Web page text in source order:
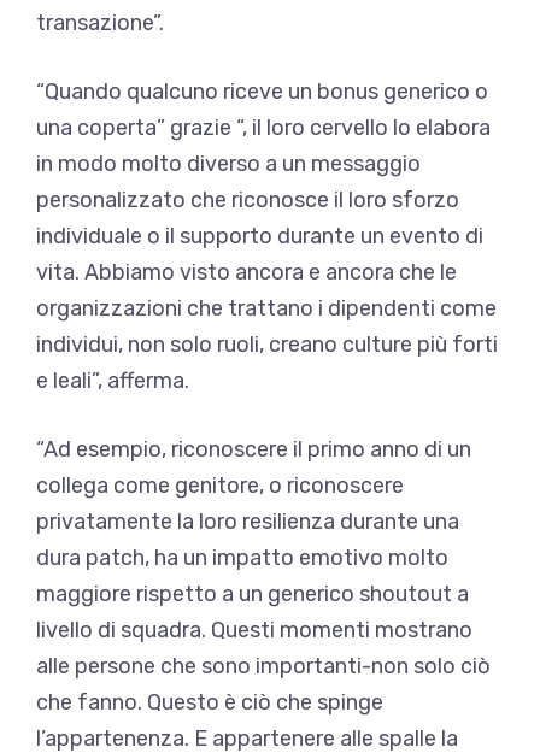
transazione”.
“Quando qualcuno riceve un bonus generico o
una coperta” grazie “, il loro cervello lo elabora
in modo molto diverso a un messaggio
personalizzato che riconosce il loro sforzo
individuale o il supporto durante un evento di
vita. Abbiamo visto ancora e ancora che le
organizzazioni che trattano i dipendenti come
individui, non solo ruoli, creano culture più forti
e leali”, afferma.
“Ad esempio, riconoscere il primo anno di un
collega come genitore, o riconoscere
privatamente la loro resilienza durante una
dura patch, ha un impatto emotivo molto
maggiore rispetto a un generico shoutout a
livello di squadra. Questi momenti mostrano
alle persone che sono importanti-non solo ciò
che fanno. Questo è ciò che spinge
l’appartenenza. E appartenere alle spalle la